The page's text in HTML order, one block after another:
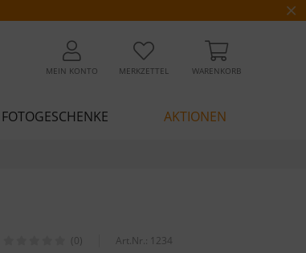
MEIN KONTO MERKZETTEL WARENKORB
FOTOGESCHENKE AKTIONEN
(0) Art.Nr.: 1234